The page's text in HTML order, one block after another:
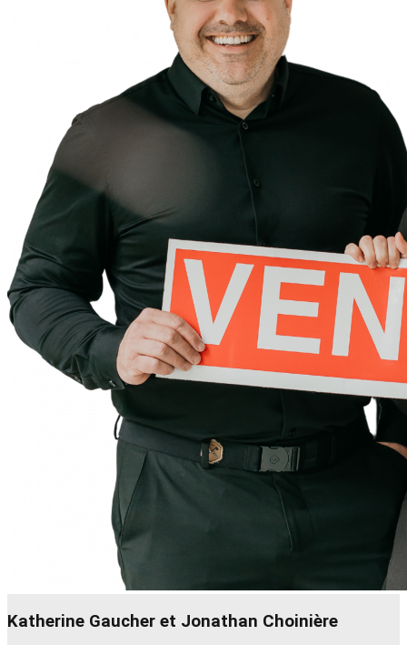
Katherine Gaucher et Jonathan Choinière